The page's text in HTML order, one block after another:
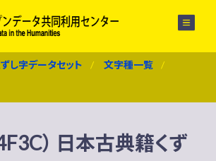
し字データセット 文字種一覧
） 日本古典籍くず